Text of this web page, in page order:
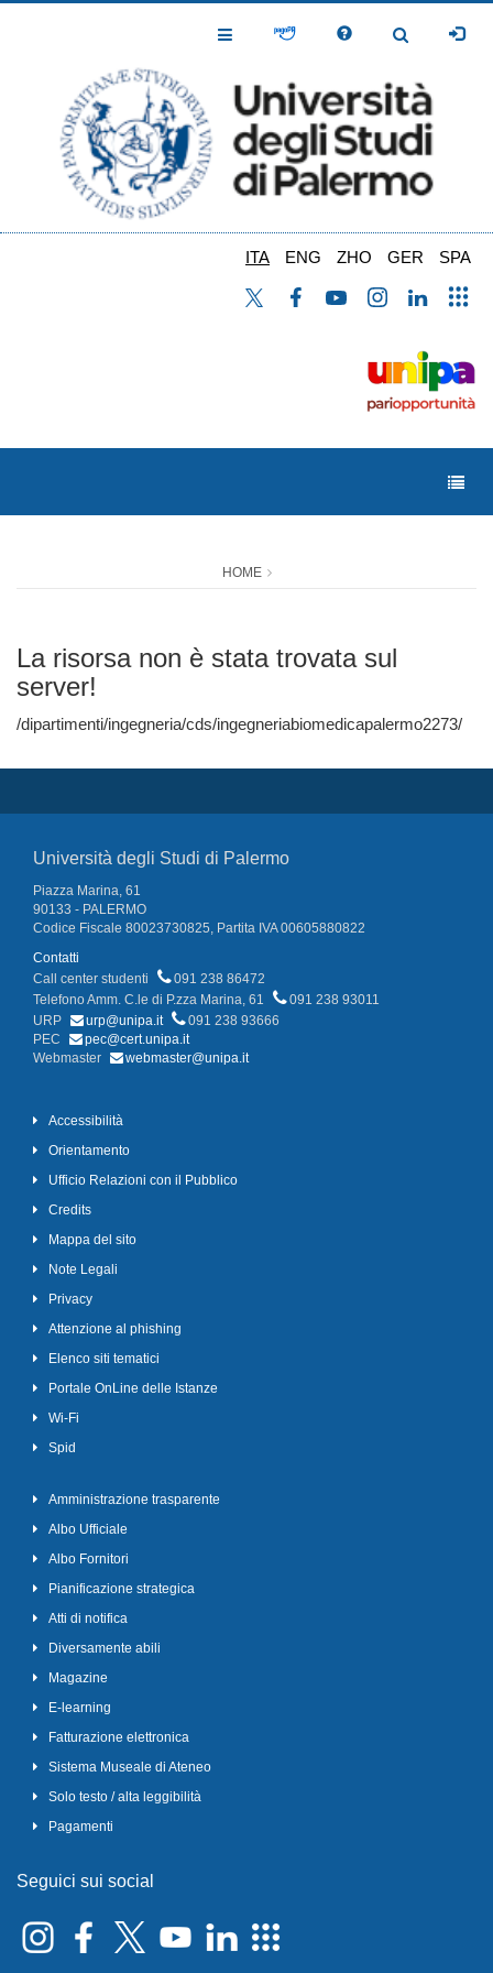
Toggle
Toggle
ITA ENG ZHO GER SPA
HOME
La risorsa non è stata trovata sul
server!
/dipartimenti/ingegneria/cds/ingegneriabiomedicapalermo2273/
Università degli Studi di Palermo
Piazza Marina, 61
90133 - PALERMO
Codice Fiscale 80023730825, Partita IVA 00605880822
Contatti
Call center studenti
091 238 86472
Telefono Amm. C.le di P.zza Marina, 61
091 238 93011
URP
urp@unipa.it
091 238 93666
PEC
pec@cert.unipa.it
Webmaster
webmaster@unipa.it
Accessibilità
Orientamento
Ufficio Relazioni con il Pubblico
Credits
Mappa del sito
Note Legali
Privacy
Attenzione al phishing
Elenco siti tematici
Portale OnLine delle Istanze
Wi-Fi
Spid
Amministrazione trasparente
Albo Ufficiale
Albo Fornitori
Pianificazione strategica
Atti di notifica
Diversamente abili
Magazine
E-learning
Fatturazione elettronica
Sistema Museale di Ateneo
Solo testo / alta leggibilità
Pagamenti
Seguici sui social